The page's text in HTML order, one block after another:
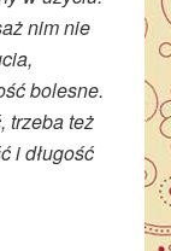
nim nie
bolesne.
trzeba też
i długość